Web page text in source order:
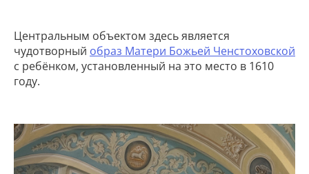
Центральным объектом здесь является
чудотворный образ Матери Божьей Ченстоховской
с ребёнком, установленный на это место в 1610
году.